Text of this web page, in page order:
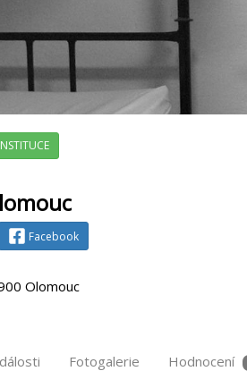
Facebook
Olomouc
Fotogalerie Hodnocení